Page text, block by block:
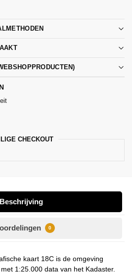
CHECKOUT
Beschrijving
0
kaart 18C is de omgeving
1:25.000 data van het Kadaster.